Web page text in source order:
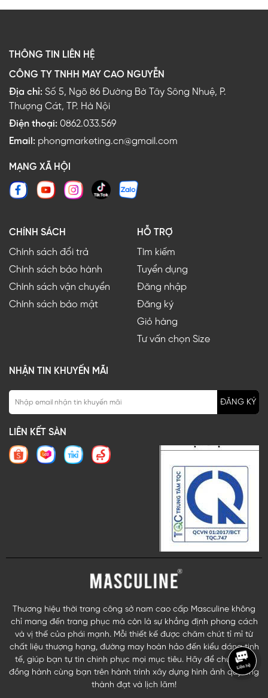
THÔNG TIN LIÊN HỆ
CÔNG TY TNHH MAY CAO NGUYỄN
Địa chỉ: Số 5, Ngõ 86 Đường Bờ Tây Sông Nhuệ, P.
Thượng Cát, TP. Hà Nội
Điện thoại: 0862.033.569
Email: phongmarketing.cn@gmail.com
MẠNG XÃ HỘI
CHÍNH SÁCH
Chính sách đổi trả
Chính sách bảo hành
Chính sách vận chuyển
Chính sách bảo mật
HỖ TRỢ
Tìm kiếm
Tuyển dụng
Đăng nhập
Đăng ký
Giỏ hàng
Tư vấn chọn Size
NHẬN TIN KHUYẾN MÃI
ĐĂNG KÝ
LIÊN KẾT SÀN
Thương hiệu thời trang công sở nam cao cấp Masculine không
chỉ mang đến trang phục mà còn là sự khẳng định phong cách
và vị thế của phái mạnh. Mỗi thiết kế được chăm chút tỉ mỉ từ
chất liệu thượng hạng, đường may hoàn hảo đến kiểu dáng tinh
tế, giúp bạn tự tin chinh phục mọi mục tiêu. Hãy để chúng tôi
đồng hành cùng bạn trên hành trình xây dựng hình ảnh quý ông
thành đạt và lịch lãm!